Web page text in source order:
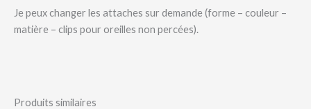
Je peux changer les attaches sur demande (forme – couleur –
matière – clips pour oreilles non percées).
Produits similaires